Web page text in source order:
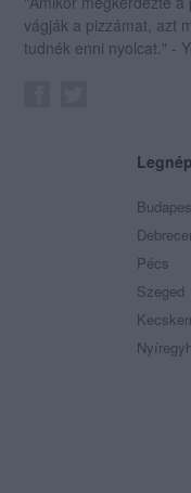
vágják a pizzámat, azt
tudnék enni nyolcat." -
Pécs
Szeged